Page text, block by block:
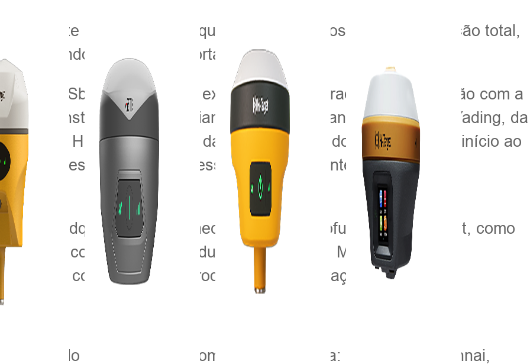
neste roadshow são equipamentos ópticos, incluindo estação total,
incluindo RTK e GPS portátil.
da PSbedi SecureCom expressou sua agradável colaboração com a
e demonstrou grande confiança no futuro. Wang Wanyue e Li Yading, da
o grupo Hi-Target. A parte da demonstração dos produtos deu início ao
e estação total impressionaram os clientes com sua fácil
só adquiriram um conhecimento mais profundo da Hi-Target, como
e confiança nos produtos da empresa. Muitos clientes
o contato com os produtos e a cooperação.
do Grupo PSbedi com 5 filiais na Índia: Nova Déli, Chennai,